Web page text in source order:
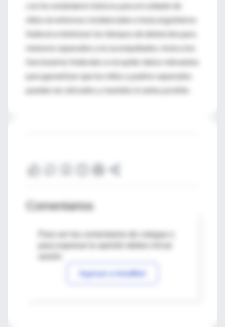
con los estándares básicos para el cuidado de
niños en entornos residenciales e insta al gobierno
federal a minimizar los tiempos de detención para
menores separados y no acompañados. Insta a los
funcionarios federales a recopilar datos relevantes
para garantizar que los niños y padres separados
puedan ser ubicados y reunidos lo antes posible.
Comentarios
Para ver los comentarios de colegas o
Ingresar a IntraMed